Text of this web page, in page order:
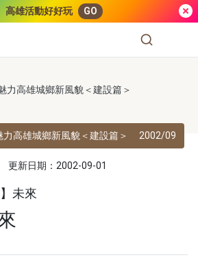
高雄活動好好玩 GO
力高雄城鄉新風貌＜建設篇＞
力高雄城鄉新風貌＜建設篇＞ 2002/09
更新日期：2002-09-01
未來